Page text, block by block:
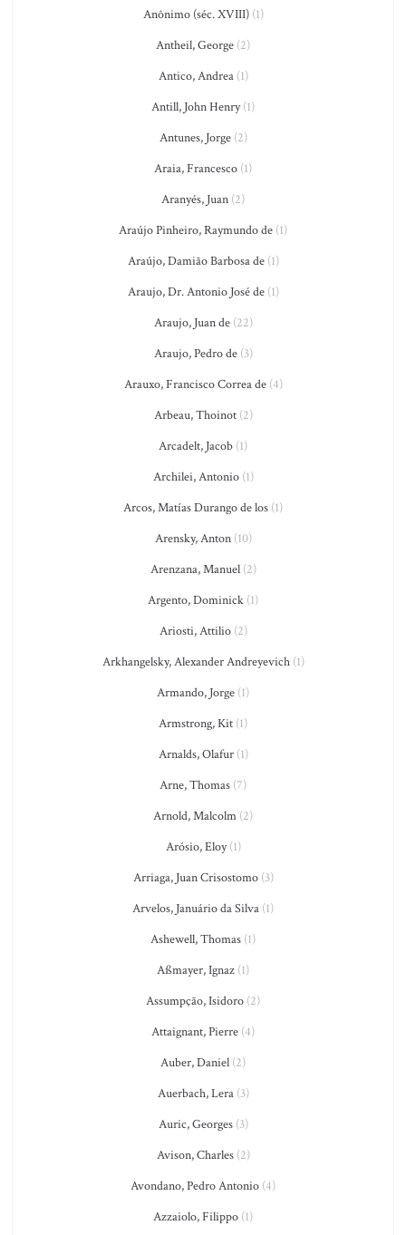
Anônimo (séc. XVIII)(1)
Antheil, George (2)
Antico, Andrea(1)
Antill, John Henry(1)
Antunes, Jorge(2)
Araia, Francesco (1)
Aranyés, Juan (2)
Araújo Pinheiro, Raymundo de (1)
Araújo, Damião Barbosa de(1)
Araujo, Dr. Antonio José de(1)
Araujo, Juan de(22)
Araujo, Pedro de(3)
Arauxo, Francisco Correa de(4)
Arbeau, Thoinot(2)
Arcadelt, Jacob (1)
Archilei, Antonio(1)
Arcos, Matías Durango de los (1)
Arensky, Anton(10)
Arenzana, Manuel(2)
Argento, Dominick (1)
Ariosti, Attilio(2)
Arkhangelsky, Alexander Andreyevich(1)
Armando, Jorge (1)
Armstrong, Kit (1)
Arnalds, Olafur(1)
Arne, Thomas (7)
Arnold, Malcolm (2)
Arósio, Eloy(1)
Arriaga, Juan Crisostomo(3)
Arvelos, Januário da Silva (1)
Ashewell, Thomas (1)
Aßmayer, Ignaz (1)
Assumpção, Isidoro (2)
Attaignant, Pierre (4)
Auber, Daniel (2)
Auerbach, Lera(3)
Auric, Georges(3)
Avison, Charles(2)
Avondano, Pedro Antonio (4)
Azzaiolo, Filippo (1)